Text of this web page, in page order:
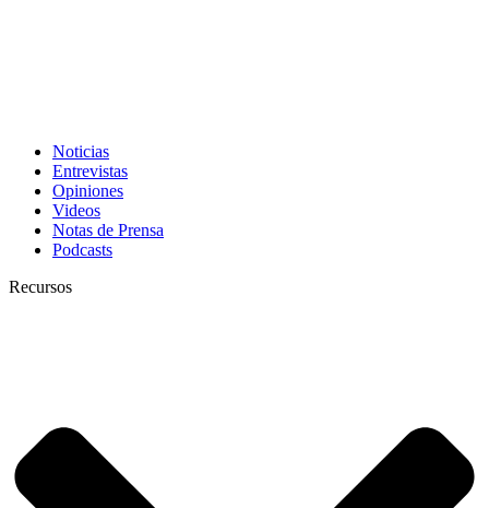
Noticias
Entrevistas
Opiniones
Videos
Notas de Prensa
Podcasts
Recursos